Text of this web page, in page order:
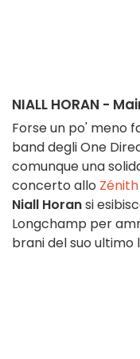
NIALL HORAN -
Forse un po' meno
band degli One
comunque una
concerto allo
Niall Horansi
Longchamp per
brani del suo